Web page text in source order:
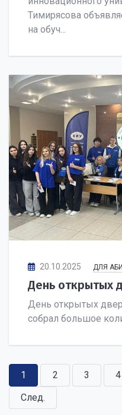
Тимирясова
на обуч...
20.10.2025 ДЛЯ
День открытых
День открытых
собрал большое
1 2 3 4
След.